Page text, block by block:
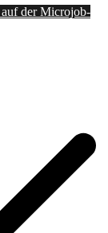
der Microjob-